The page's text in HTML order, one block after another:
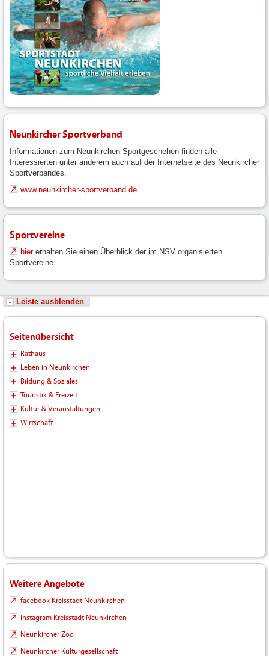
Neunkircher Sportverband
Informationen zum Neunkirchen Sportgeschehen finden alle
Interessierten unter anderem auch auf der Internetseite des Neunkircher
Sportverbandes.
www.neunkircher-sportverband.de
Sportvereine
hiererhalten Sie einen Überblick der im NSV organisierten
Sportvereine.
Leiste ausblenden
Seitenübersicht
Rathaus
Leben in Neunkirchen
Bildung & Soziales
Touristik & Freizeit
Kultur & Veranstaltungen
Wirtschaft
Weitere Angebote
facebook Kreisstadt Neunkirchen
Instagram Kreisstadt Neunkirchen
Neunkircher Zoo
Neunkircher Kulturgesellschaft